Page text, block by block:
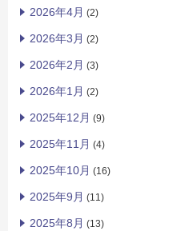
2026年4月 (2)
2026年3月 (2)
2026年2月 (3)
2026年1月 (2)
2025年12月 (9)
2025年11月 (4)
2025年10月 (16)
2025年9月 (11)
2025年8月 (13)